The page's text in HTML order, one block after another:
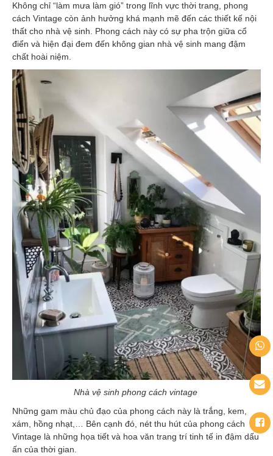
Không chỉ “làm mưa làm gió” trong lĩnh vực thời trang, phong
cách Vintage còn ảnh hưởng khá mạnh mẽ đến các thiết kế nội
thất cho nhà vệ sinh. Phong cách này có sự pha trộn giữa cổ
điển và hiện đại đem đến không gian nhà vệ sinh mang đậm
chất hoài niệm.
Nhà vệ sinh phong cách vintage
Những gam màu chủ đạo của phong cách này là trắng, kem,
xám, hồng nhạt,… Bên cạnh đó, nét thu hút của phong cách
Vintage là những họa tiết và hoa văn trang trí tinh tế in đậm dấu
ấn của thời gian.